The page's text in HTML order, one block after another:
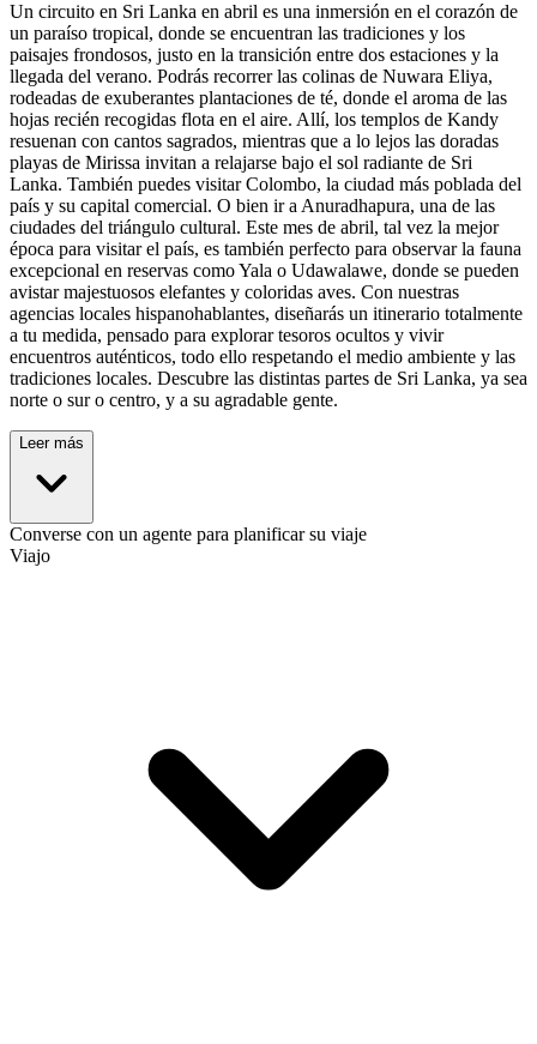
Un circuito en Sri Lanka en abril es una inmersión en el corazón de
un paraíso tropical, donde se encuentran las tradiciones y los
paisajes frondosos, justo en la transición entre dos estaciones y la
llegada del verano. Podrás recorrer las colinas de Nuwara Eliya,
rodeadas de exuberantes plantaciones de té, donde el aroma de las
hojas recién recogidas flota en el aire. Allí, los templos de Kandy
resuenan con cantos sagrados, mientras que a lo lejos las doradas
playas de Mirissa invitan a relajarse bajo el sol radiante de Sri
Lanka. También puedes visitar Colombo, la ciudad más poblada del
país y su capital comercial. O bien ir a Anuradhapura, una de las
ciudades del triángulo cultural. Este mes de abril, tal vez la mejor
época para visitar el país, es también perfecto para observar la fauna
excepcional en reservas como Yala o Udawalawe, donde se pueden
avistar majestuosos elefantes y coloridas aves. Con nuestras
agencias locales hispanohablantes, diseñarás un itinerario totalmente
a tu medida, pensado para explorar tesoros ocultos y vivir
encuentros auténticos, todo ello respetando el medio ambiente y las
tradiciones locales. Descubre las distintas partes de Sri Lanka, ya sea
norte o sur o centro, y a su agradable gente.
Leer más
Converse con un agente para planificar su viaje
Viajo